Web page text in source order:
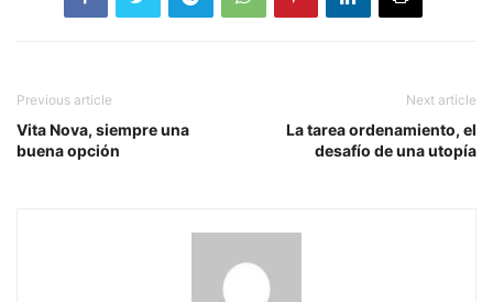
Previous article
Vita Nova, siempre una
buena opción
Next article
La tarea ordenamiento, el
desafío de una utopía